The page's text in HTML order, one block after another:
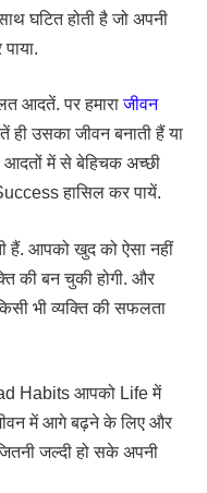
घटित होती है जो अपनी
आदतें. पर हमाराजीवन
उसका जीवन बनाती हैं या
आदतों में से बेहिचक अच्छी
हासिल कर पायें.
हैं. आपको खुद को ऐसा नहीं
की बन चुकी होगी. और
भी व्यक्ति की सफलता
Habits आपको Life में
में आगे बढ़ने के लिए और
जल्दी हो सके अपनी